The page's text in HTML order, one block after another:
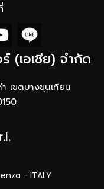
(เอเชีย) จำกัด
เขตบางขุนเทียน
- ITALY